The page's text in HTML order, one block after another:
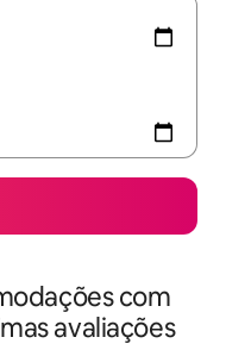
com
avaliações